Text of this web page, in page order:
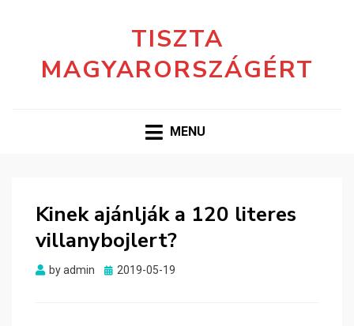
TISZTA
MAGYARORSZÁGÉRT
MENU
Kinek ajánlják a 120 literes
villanybojlert?
byadmin
Posted
2019-05-19